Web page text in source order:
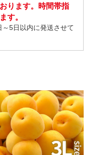
ります。時間帯指
す。
5日以内に発送させて